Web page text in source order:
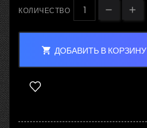
КОЛИЧЕСТВО
 ДОБАВИТЬ В КОРЗИНУ